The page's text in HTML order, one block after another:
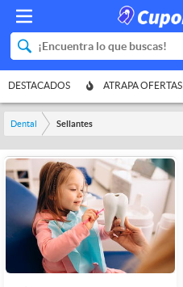
DESTACADOS ATRAPA OFERTAS
Dental Sellantes